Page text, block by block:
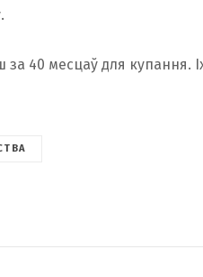
40 месцаў для купання.